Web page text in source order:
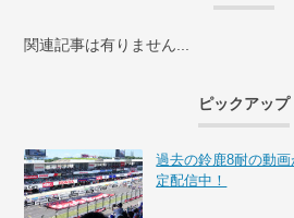
関連記事は有りません...
ピックアップ
過去の鈴鹿8耐の動
定配信中！